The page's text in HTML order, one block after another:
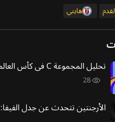
هايتي
تحليل المجموعة C في كأس العالم FIFA: ملوك السامبا يتصدرون المشهد، والأبطال الأفارقة ينافسون على الصدارة
28
الأرجنتين تتحدث عن جدل الفيفا: